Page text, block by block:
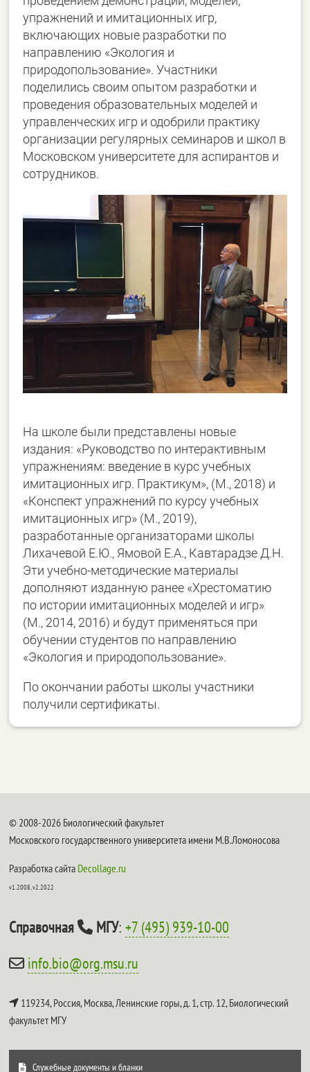
упражнений и имитационных игр,
включающих новые разработки по
направлению «Экология и
природопользование». Участники
поделились своим опытом разработки и
проведения образовательных моделей и
управленческих игр и одобрили практику
организации регулярных семинаров и школ в
Московском университете для аспирантов и
сотрудников.
На школе были представлены новые
издания: «Руководство по интерактивным
упражнениям: введение в курс учебных
имитационных игр. Практикум», (М., 2018) и
«Конспект упражнений по курсу учебных
имитационных игр» (М., 2019),
разработанные организаторами школы
Лихачевой Е.Ю., Ямовой Е.А., Кавтарадзе Д.Н.
Эти учебно-методические материалы
дополняют изданную ранее «Хрестоматию
по истории имитационных моделей и игр»
(М., 2014, 2016) и будут применяться при
обучении студентов по направлению
«Экология и природопользование».
По окончании работы школы участники
получили сертификаты.
© 2008-2026 Биологический факультет
Московского государственного университета имени М.В.Ломоносова
Разработка сайта Decollage.ru
v1.2008, v2.2022
Справочная МГУ:+7 (495) 939-10-00
info.bio@org.msu.ru
119234, Россия, Москва, Ленинские горы, д. 1, стр. 12,Биологический
факультет МГУ
Служебные документы и бланки